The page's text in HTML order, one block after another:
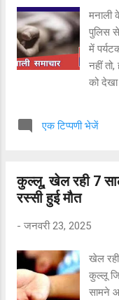
मनाली
पुलिस
में
नहीं
को देखा
शुरू कर
प्रतीत
तुरंत
नंबर
हुई है।
एक टिप्पणी भेजें
कुल्लू, खेल रही 7
रस्सी हुई मौत
- जनवरी 23, 2025
खेल
कुल्लू
सामने